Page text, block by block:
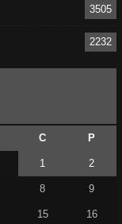
3505
2232
C P
1 2
8 9
15 16